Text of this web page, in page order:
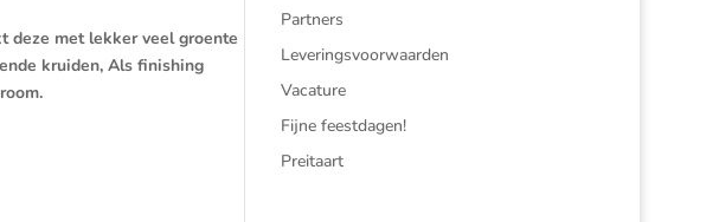
deze met lekker veel groente
kruiden, Als finishing
Partners
Leveringsvoorwaarden
Vacature
Fijne feestdagen!
Preitaart